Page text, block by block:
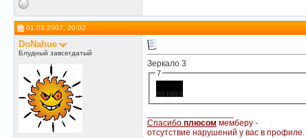
01.03.2007, 20:02
DoNahue
Блудный завсегдатый
Зеркало 3
7
no pass
Спасибо плюсом мемберу -
отсутствие нарушений у вас в профиле.